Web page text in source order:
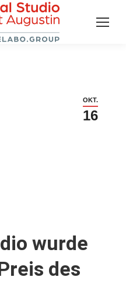
OKT.
16
wurde
des